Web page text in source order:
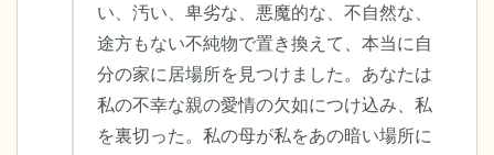
い、汚い、卑劣な、悪魔的な、不自然な、
途方もない不純物で置き換えて、本当に自
分の家に居場所を見つけました。あなたは
私の不幸な親の愛情の欠如につけ込み、私
を裏切った。私の母が私をあの暗い場所に